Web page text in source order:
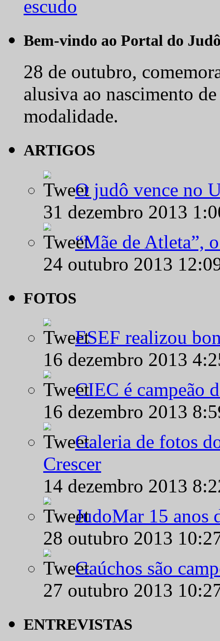
Bem-vindo ao Portal do
28 de outubro,
alusiva ao nascimento
modalidade.
ARTIGOS
O judô vence no
31 dezembro 2013
“Mãe de Atleta”,
24 outubro 2013
FOTOS
ESEF realizou
16 dezembro 2013
CIEC é campeão
16 dezembro 2013
Galeria de fotos
Crescer
14 dezembro 2013
JudoMar 15 anos
28 outubro 2013
Gaúchos são
27 outubro 2013
ENTREVISTAS